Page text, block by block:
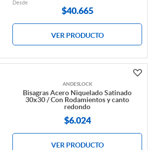
Desde
$40.665
VER PRODUCTO
ANDESLOCK
Bisagras Acero Niquelado Satinado
30x30 / Con Rodamientos y canto
redondo
$6.024
VER PRODUCTO